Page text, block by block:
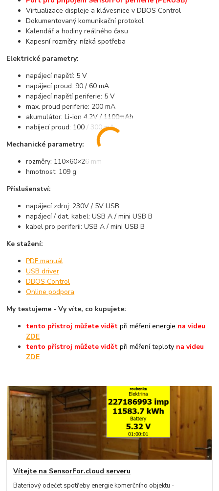
Virtualizace displeje a klávesnice v DBOS Control
Dokumentovaný komunikační protokol
Kalendář a hodiny reálného času
Kapesní rozměry, nízká spotřeba
Elektrické parametry:
napájecí napětí: 5 V
napájecí proud: 90 / 60 mA
napájecí napětí periferie: 5 V
max. proud periferie: 200 mA
akumulátor: Li-ion 4.2V / 1100mAh
nabíjecí proud: 100 / 300 mA
Mechanické parametry:
rozměry: 110×60×26 mm
hmotnost: 109 g
Příslušenství:
napájecí zdroj: 230V / 5V USB
napájecí / dat. kabel: USB A / mini USB B
kabel pro periferii: USB A / mini USB B
Ke stažení:
PDF manuál
USB driver
DBOS Control
Online podpora
My testujeme - Vy víte, co kupujete:
tento přístroj můžete vidětpři měření energie na videu
ZDE
tento přístroj můžete vidětpři měření teploty na videu
ZDE
Vítejte na SensorFor.cloud serveru
Bateriový odečet spotřeby energie komerčního objektu -